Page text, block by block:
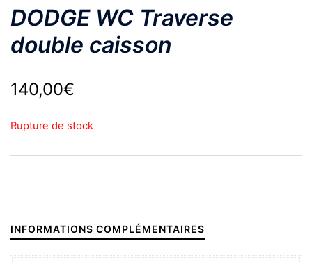
DODGE WC Traverse
double caisson
140,00€
Rupture de stock
INFORMATIONS COMPLÉMENTAIRES